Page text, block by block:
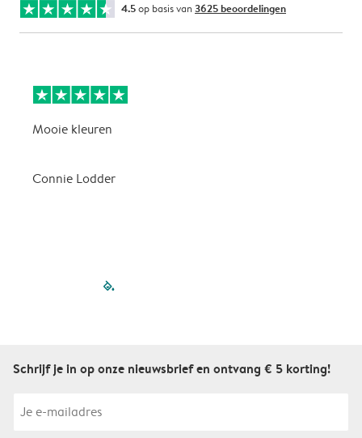
4.5op basis van 3625 beoordelingen
Mooie kleuren
Connie Lodder
filled-pagination
Schrijf je in op onze nieuwsbrief en ontvang € 5 korting!